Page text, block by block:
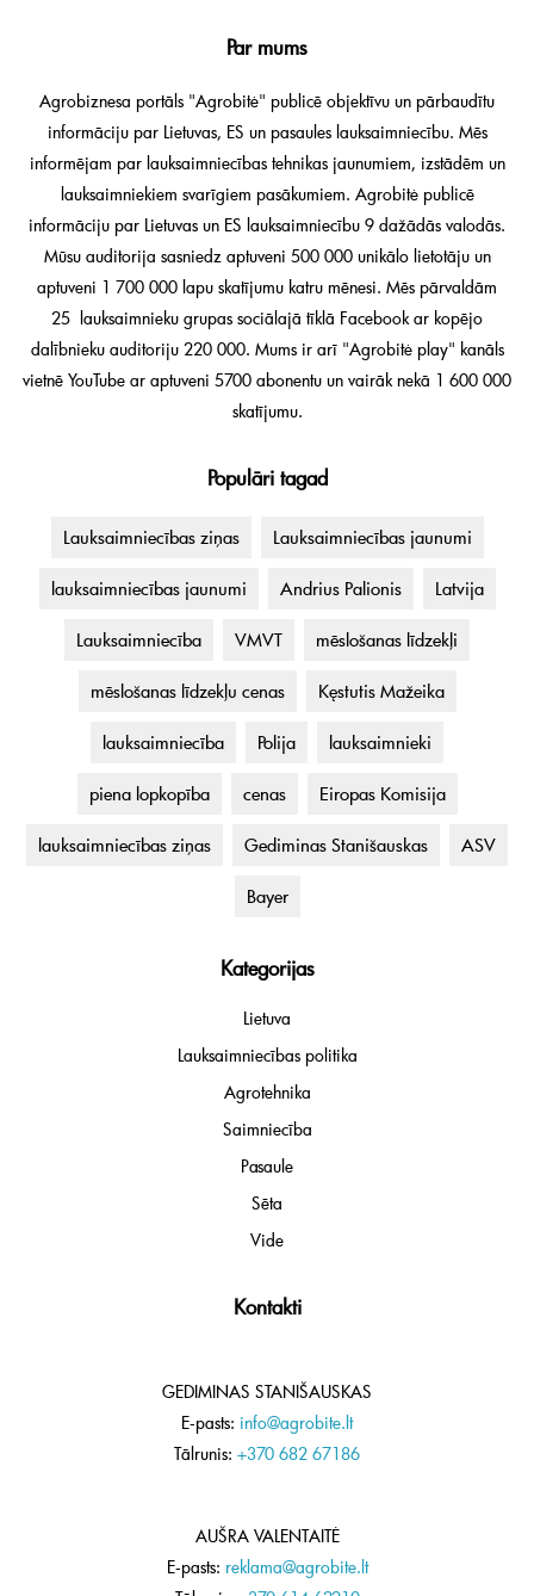
Par mums
Agrobiznesa portāls "Agrobitė" publicē objektīvu un pārbaudītu
informāciju par Lietuvas, ES un pasaules lauksaimniecību. Mēs
informējam par lauksaimniecības tehnikas jaunumiem, izstādēm un
lauksaimniekiem svarīgiem pasākumiem. Agrobitė publicē
informāciju par Lietuvas un ES lauksaimniecību 9 dažādās valodās.
Mūsu auditorija sasniedz aptuveni 500 000 unikālo lietotāju un
aptuveni 1 700 000 lapu skatījumu katru mēnesi. Mēs pārvaldām
25 lauksaimnieku grupas sociālajā tīklā Facebook ar kopējo
dalībnieku auditoriju 220 000. Mums ir arī "Agrobitė play" kanāls
vietnē YouTube ar aptuveni 5700 abonentu un vairāk nekā 1 600 000
skatījumu.
Populāri tagad
Lauksaimniecības ziņas Lauksaimniecības jaunumi
lauksaimniecības jaunumi Andrius Palionis Latvija
Lauksaimniecība VMVT mēslošanas līdzekļi
mēslošanas līdzekļu cenas Kęstutis Mažeika
lauksaimniecība Polija lauksaimnieki
piena lopkopība cenas Eiropas Komisija
lauksaimniecības ziņas Gediminas Stanišauskas ASV
Bayer
Kategorijas
Lietuva
Lauksaimniecības politika
Agrotehnika
Saimniecība
Pasaule
Sēta
Vide
Kontakti
GEDIMINAS STANIŠAUSKAS
E-pasts: info@agrobite.lt
Tālrunis: +370 682 67186
AUŠRA VALENTAITĖ
E-pasts: reklama@agrobite.lt